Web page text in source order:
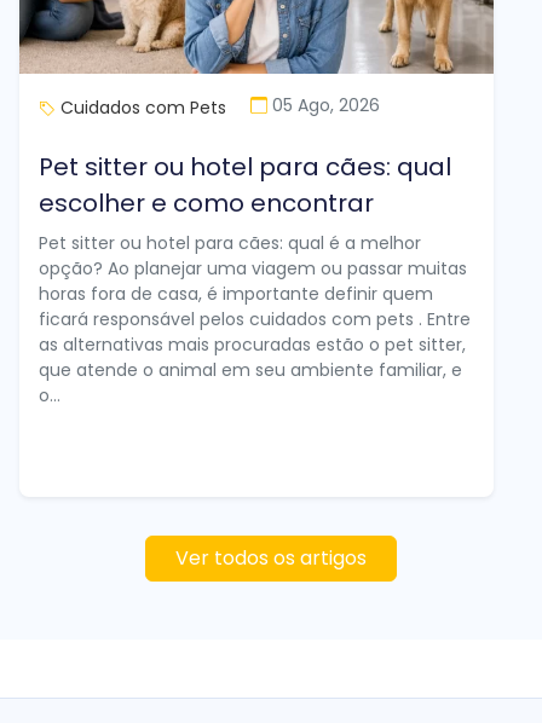
Cuidados com Pets 05 Ago, 2026
Pet sitter ou hotel para cães: qual
escolher e como encontrar
Pet sitter ou hotel para cães: qual é a melhor
opção? Ao planejar uma viagem ou passar muitas
horas fora de casa, é importante definir quem
ficará responsável pelos cuidados com pets . Entre
as alternativas mais procuradas estão o pet sitter,
que atende o animal em seu ambiente familiar, e
o...
Ver todos os artigos